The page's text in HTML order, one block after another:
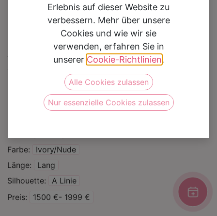
Brautkleid Annelies
Auf die Wunschliste
Farbe
Ivory/Nude
Länge
Lang
Silhouette
A Linie
Preis
1500 €- 1999 €
Erlebnis auf dieser Website zu
verbessern. Mehr über unsere
Cookies und wie wir sie
verwenden, erfahren Sie in
unserer Cookie-Richtlinien.
Alle Cookies zulassen
Nur essenzielle Cookies zulassen